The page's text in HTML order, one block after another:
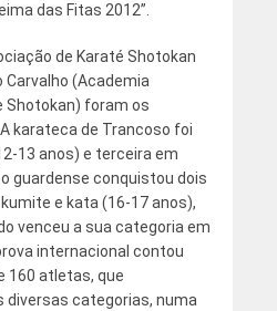
das Fitas 2012”.
de Karaté Shotokan
Carvalho (Academia
Shotokan) foram os
karateca de Trancoso foi
13 anos) e terceira em
guardense conquistou dois
e kata (16-17 anos),
venceu a sua categoria em
internacional contou
160 atletas, que
diversas categorias, numa